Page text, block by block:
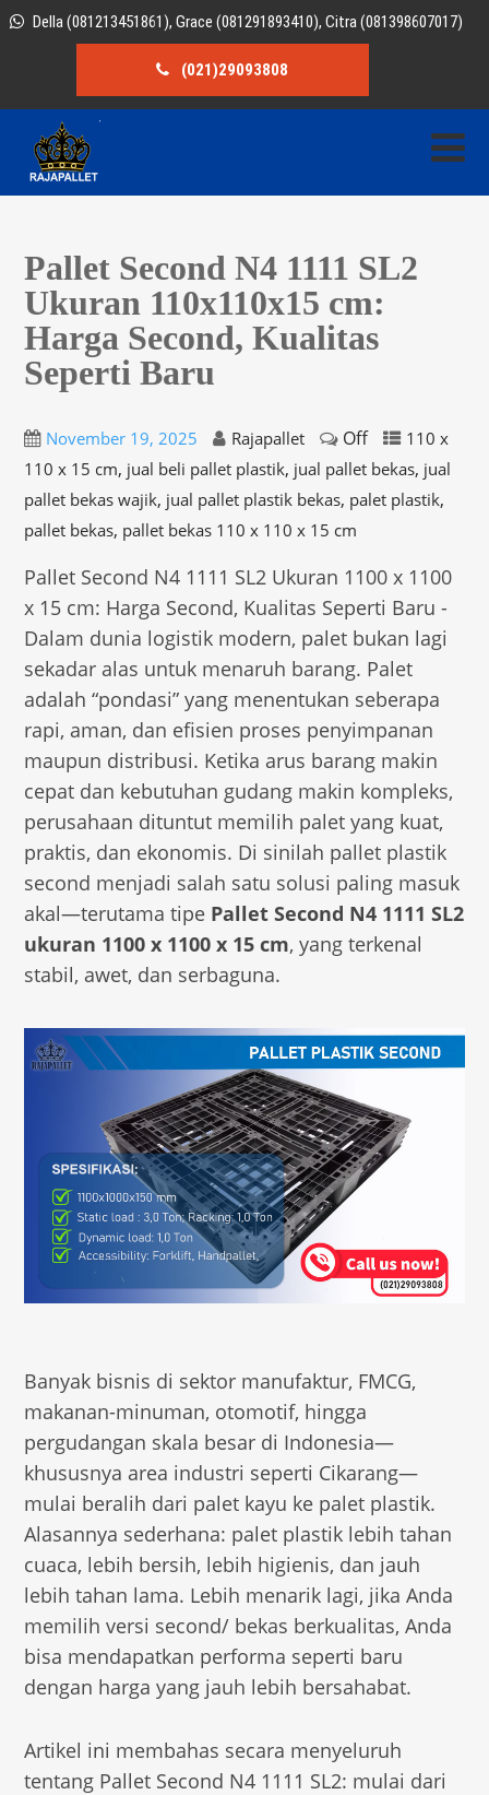
Della (081213451861), Grace (081291893410), Citra (081398607017)
(021)29093808
Pallet Second N4 1111 SL2
Ukuran 110x110x15 cm:
Harga Second, Kualitas
Seperti Baru
November 19, 2025 Rajapallet Off
110 x
110 x 15 cm, jual beli pallet plastik, jual pallet bekas, jual
pallet bekas wajik, jual pallet plastik bekas, palet plastik,
pallet bekas, pallet bekas 110 x 110 x 15 cm
Pallet Second N4 1111 SL2 Ukuran 1100 x 1100
x 15 cm: Harga Second, Kualitas Seperti Baru -
Dalam dunia logistik modern, palet bukan lagi
sekadar alas untuk menaruh barang. Palet
adalah “pondasi” yang menentukan seberapa
rapi, aman, dan efisien proses penyimpanan
maupun distribusi. Ketika arus barang makin
cepat dan kebutuhan gudang makin kompleks,
perusahaan dituntut memilih palet yang kuat,
praktis, dan ekonomis. Di sinilah pallet plastik
second menjadi salah satu solusi paling masuk
akal—terutama tipe Pallet Second N4 1111 SL2
ukuran 1100 x 1100 x 15 cm, yang terkenal
stabil, awet, dan serbaguna.
Banyak bisnis di sektor manufaktur, FMCG,
makanan-minuman, otomotif, hingga
pergudangan skala besar di Indonesia—
khususnya area industri seperti Cikarang—
mulai beralih dari palet kayu ke palet plastik.
Alasannya sederhana: palet plastik lebih tahan
cuaca, lebih bersih, lebih higienis, dan jauh
lebih tahan lama. Lebih menarik lagi, jika Anda
memilih versi second/ bekas berkualitas, Anda
bisa mendapatkan performa seperti baru
dengan harga yang jauh lebih bersahabat.
Artikel ini membahas secara menyeluruh
tentang Pallet Second N4 1111 SL2: mulai dari